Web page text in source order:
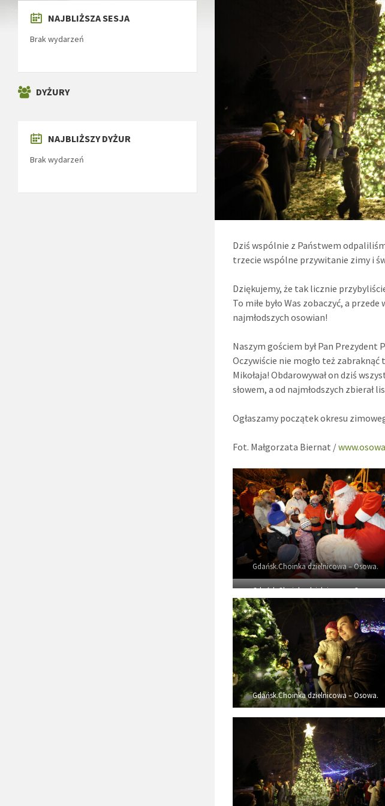
Dziś wspólnie z Państwem
trzecie wspólne przywitanie zimy i
Dziękujemy, że tak licznie
To miłe było Was zobaczyć, a
najmłodszych osowian!
Naszym gościem był Pan Prezydent
Oczywiście nie mogło też
Mikołaja! Obdarowywał on dziś
słowem, a od najmłodszych zbierał
Ogłaszamy początek okresu
Fot. Małgorzata Biernat /
Gdańsk.Choinka dzielnicowa – Osowa.
Gdańsk.Choinka dzielnicowa – Osowa.
Gdańsk.Choinka dzielnicowa – Osowa.
NAJBLIŻSZA SESJA
Brak wydarzeń
DYŻURY
NAJBLIŻSZY DYŻUR
Brak wydarzeń